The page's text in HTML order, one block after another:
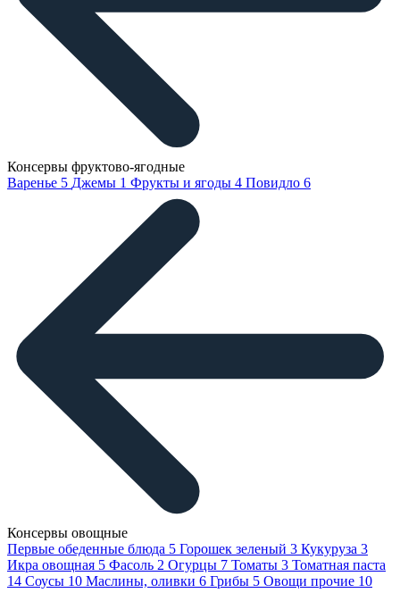
Консервы фруктово-ягодные
Варенье 5 Джемы 1 Фрукты и ягоды 4 Повидло 6
Консервы овощные
Первые обеденные блюда 5 Горошек зеленый 3 Кукуруза 3
Икра овощная 5 Фасоль 2 Огурцы 7 Томаты 3 Томатная паста
14 Соусы 10 Маслины, оливки 6 Грибы 5 Овощи прочие 10